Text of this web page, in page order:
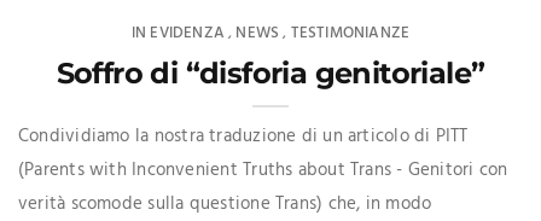
IN EVIDENZA , NEWS , TESTIMONIANZE
Soffro di “disforia genitoriale”
Condividiamo la nostra traduzione di un articolo di PITT
(Parents with Inconvenient Truths about Trans - Genitori con
verità scomode sulla questione Trans) che, in modo